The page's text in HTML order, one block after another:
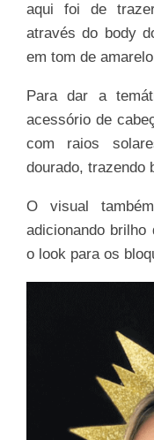
aqui foi de
através do body
em tom de
Para dar a
acessório de
com raios
dourado, trazendo
O visual
adicionando brilho
o look para os